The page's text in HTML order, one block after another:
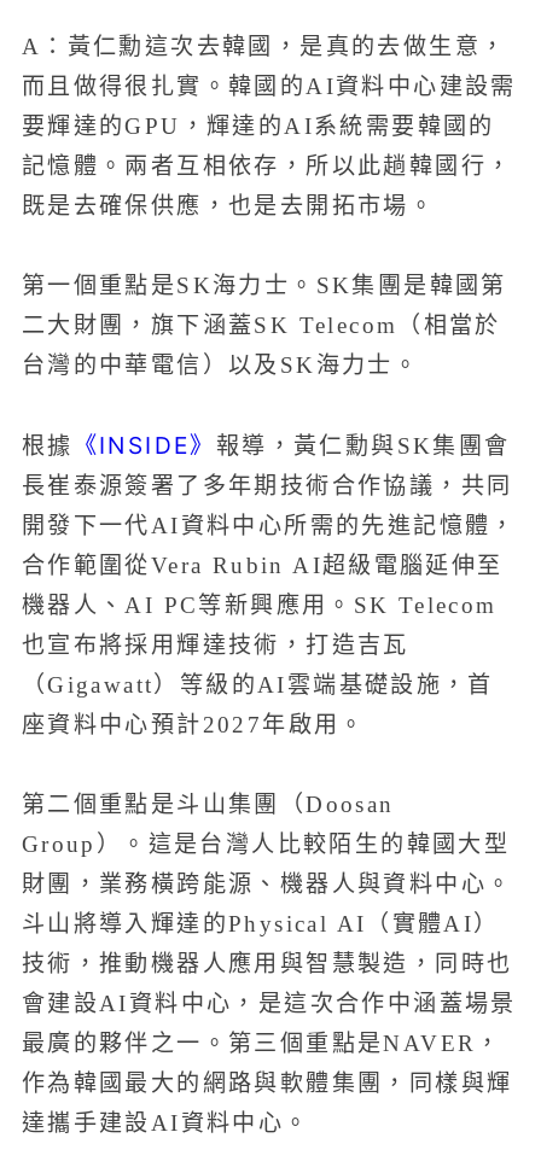
A：黃仁勳這次去韓國，是真的去做生意，
而且做得很扎實。韓國的AI資料中心建設需
要輝達的GPU，輝達的AI系統需要韓國的
記憶體。兩者互相依存，所以此趟韓國行，
既是去確保供應，也是去開拓市場。
第一個重點是SK海力士。SK集團是韓國第
二大財團，旗下涵蓋SK Telecom（相當於
台灣的中華電信）以及SK海力士。
根據 《INSIDE》
報導，黃仁勳與SK集團會
長崔泰源簽署了多年期技術合作協議，共同
開發下一代AI資料中心所需的先進記憶體，
合作範圍從Vera Rubin AI超級電腦延伸至
機器人、AI PC等新興應用。SK Telecom
也宣布將採用輝達技術，打造吉瓦
（Gigawatt）等級的AI雲端基礎設施，首
座資料中心預計2027年啟用。
第二個重點是斗山集團（Doosan
Group）。這是台灣人比較陌生的韓國大型
財團，業務橫跨能源、機器人與資料中心。
斗山將導入輝達的Physical AI（實體AI）
技術，推動機器人應用與智慧製造，同時也
會建設AI資料中心，是這次合作中涵蓋場景
最廣的夥伴之一。第三個重點是NAVER，
作為韓國最大的網路與軟體集團，同樣與輝
達攜手建設AI資料中心。